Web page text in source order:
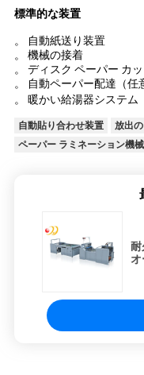
要
求
し
な
さ
PRIVACY
標準的な装置
。 自動紙送り装置
。 機械の接着
。 ディスク ペーパー カ
。 自動ペーパー配達（任
。 暖かい給湯器システム
自動貼り合わせ装置
放出
ペーパー ラミネーション機械
耐